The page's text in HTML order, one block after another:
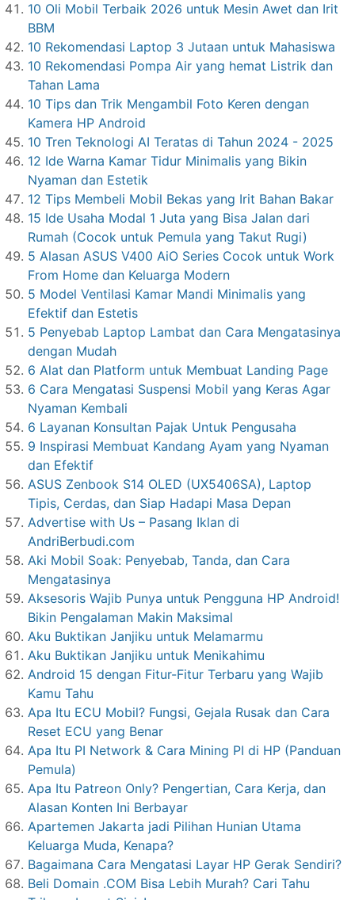
10 Oli Mobil Terbaik 2026 untuk Mesin Awet dan Irit
BBM
10 Rekomendasi Laptop 3 Jutaan untuk Mahasiswa
10 Rekomendasi Pompa Air yang hemat Listrik dan
Tahan Lama
10 Tips dan Trik Mengambil Foto Keren dengan
Kamera HP Android
10 Tren Teknologi AI Teratas di Tahun 2024 - 2025
12 Ide Warna Kamar Tidur Minimalis yang Bikin
Nyaman dan Estetik
12 Tips Membeli Mobil Bekas yang Irit Bahan Bakar
15 Ide Usaha Modal 1 Juta yang Bisa Jalan dari
Rumah (Cocok untuk Pemula yang Takut Rugi)
5 Alasan ASUS V400 AiO Series Cocok untuk Work
From Home dan Keluarga Modern
5 Model Ventilasi Kamar Mandi Minimalis yang
Efektif dan Estetis
5 Penyebab Laptop Lambat dan Cara Mengatasinya
dengan Mudah
6 Alat dan Platform untuk Membuat Landing Page
6 Cara Mengatasi Suspensi Mobil yang Keras Agar
Nyaman Kembali
6 Layanan Konsultan Pajak Untuk Pengusaha
9 Inspirasi Membuat Kandang Ayam yang Nyaman
dan Efektif
ASUS Zenbook S14 OLED (UX5406SA), Laptop
Tipis, Cerdas, dan Siap Hadapi Masa Depan
Advertise with Us – Pasang Iklan di
AndriBerbudi.com
Aki Mobil Soak: Penyebab, Tanda, dan Cara
Mengatasinya
Aksesoris Wajib Punya untuk Pengguna HP Android!
Bikin Pengalaman Makin Maksimal
Aku Buktikan Janjiku untuk Melamarmu
Aku Buktikan Janjiku untuk Menikahimu
Android 15 dengan Fitur-Fitur Terbaru yang Wajib
Kamu Tahu
Apa Itu ECU Mobil? Fungsi, Gejala Rusak dan Cara
Reset ECU yang Benar
Apa Itu PI Network & Cara Mining PI di HP (Panduan
Pemula)
Apa Itu Patreon Only? Pengertian, Cara Kerja, dan
Alasan Konten Ini Berbayar
Apartemen Jakarta jadi Pilihan Hunian Utama
Keluarga Muda, Kenapa?
Bagaimana Cara Mengatasi Layar HP Gerak Sendiri?
Beli Domain .COM Bisa Lebih Murah? Cari Tahu